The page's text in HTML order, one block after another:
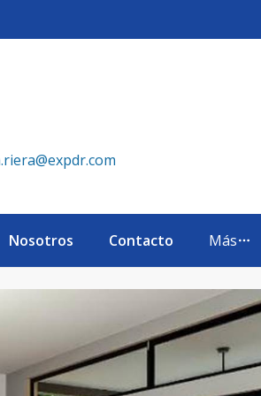
Nosotros Contacto Más